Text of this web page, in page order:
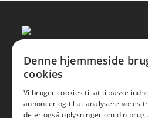
Denne hjemmeside
cookies
Vi bruger cookies til at tilpasse
annoncer og til at analysere vores
deler også oplysninger om din brug